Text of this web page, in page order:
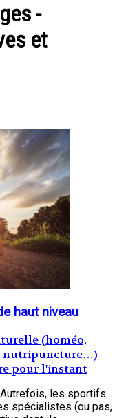
-
et
haut niveau
(homéo,
nutripuncture…)
pour l'instant
les sportifs
spécialistes (ou pas,